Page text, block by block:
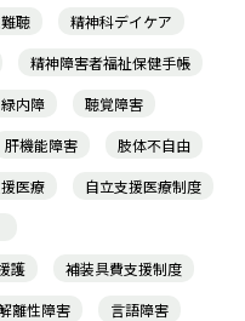
聴
精神科デイケア
精神障害者福祉保健手帳
緑内障
聴覚障害
肝機能障害
肢体不自由
医療
自立支援医療制度
護
補装具費支援制度
離性障害
言語障害